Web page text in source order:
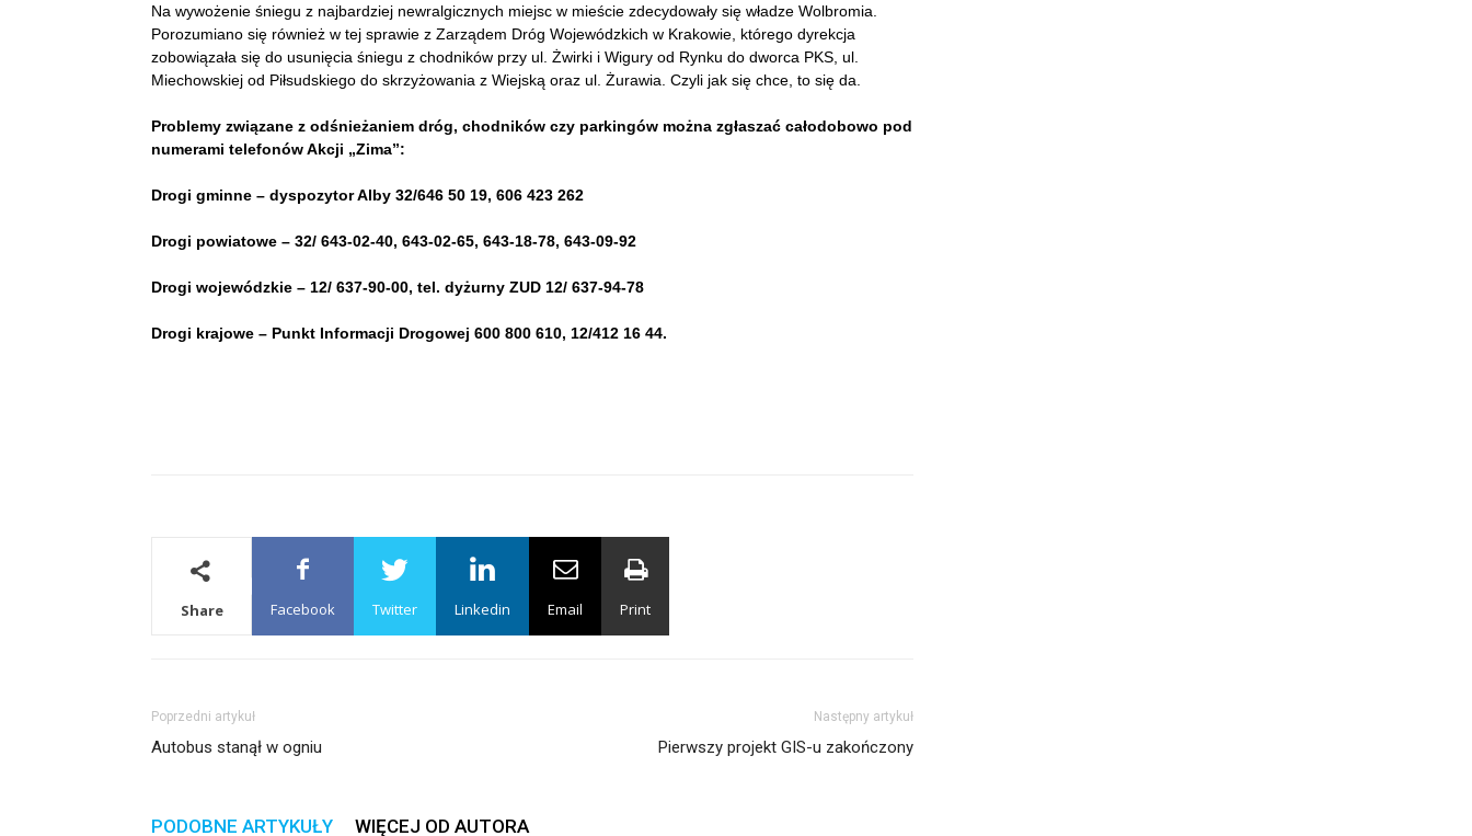
Na wywożenie śniegu z najbardziej newralgicznych miejsc w mieście zdecydowały się władze Wolbromia.
Porozumiano się również w tej sprawie z Zarządem Dróg Wojewódzkich w Krakowie, którego dyrekcja
zobowiązała się do usunięcia śniegu z chodników przy ul. Żwirki i Wigury od Rynku do dworca PKS, ul.
Miechowskiej od Piłsudskiego do skrzyżowania z Wiejską oraz ul. Żurawia. Czyli jak się chce, to się da.
Problemy związane z odśnieżaniem dróg, chodników czy parkingów można zgłaszać całodobowo pod
numerami telefonów Akcji „Zima”:
Drogi gminne – dyspozytor Alby 32/646 50 19, 606 423 262
Drogi powiatowe – 32/ 643-02-40, 643-02-65, 643-18-78, 643-09-92
Drogi wojewódzkie – 12/ 637-90-00, tel. dyżurny ZUD 12/ 637-94-78
Drogi krajowe – Punkt Informacji Drogowej 600 800 610, 12/412 16 44.
Share Facebook Twitter Linkedin Email Print
Poprzedni artykuł
Autobus stanął w ogniu
Następny artykuł
Pierwszy projekt GIS-u zakończony
PODOBNE ARTYKUŁY WIĘCEJ OD AUTORA